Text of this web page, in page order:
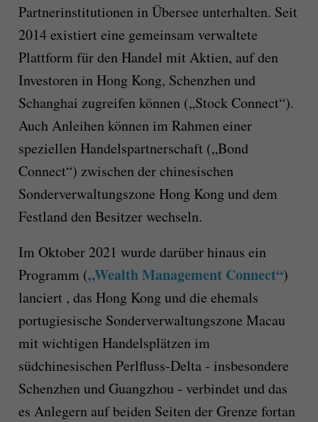
Partnerinstitutionen in Übersee unterhalten. Seit
2014 existiert eine gemeinsam verwaltete
Plattform für den Handel mit Aktien, auf den
Investoren in Hong Kong, Schenzhen und
Schanghai zugreifen können („Stock Connect“).
Auch Anleihen können im Rahmen einer
speziellen Handelspartnerschaft („Bond
Connect“) zwischen der chinesischen
Sonderverwaltungszone Hong Kong und dem
Festland den Besitzer wechseln.
Im Oktober 2021 wurde darüber hinaus ein
Programm („Wealth Management Connect“)
lanciert , das Hong Kong und die ehemals
portugiesische Sonderverwaltungszone Macau
mit wichtigen Handelsplätzen im
südchinesischen Perlfluss-Delta - insbesondere
Schenzhen und Guangzhou - verbindet und das
es Anlegern auf beiden Seiten der Grenze fortan